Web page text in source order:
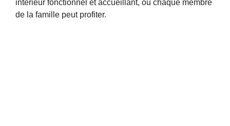
intérieur fonctionnel et accueillant, où chaque membre
de la famille peut profiter.